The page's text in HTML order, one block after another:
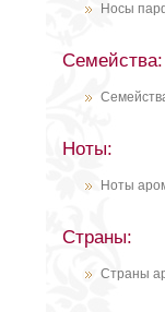
Носы
Семейства:
Ноты:
Ноты
Страны:
Страны